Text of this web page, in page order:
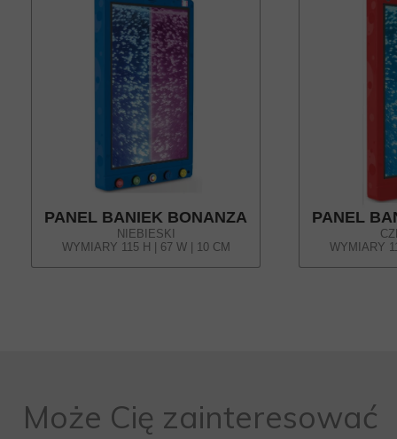
PANEL
WYMIARY
PANEL BANIEK BONANZA
NIEBIESKI
WYMIARY 115 H | 67 W | 10 CM
Może Cię zainteresować